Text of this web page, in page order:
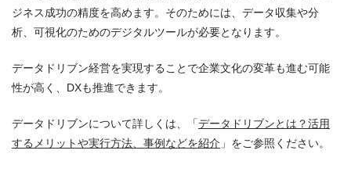
ジネス成功の精度を高めます。そのためには、データ収集や分
析、可視化のためのデジタルツールが必要となります。
データドリブン経営を実現することで企業文化の変革も進む可能
性が高く、DXも推進できます。
データドリブンについて詳しくは、「データドリブンとは？活用
するメリットや実行方法、事例などを紹介 」をご参照ください。